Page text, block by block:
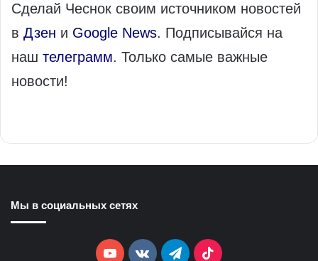
Сделай Чеснок своим источником новостей
в Дзен и Google News. Подписывайся на
наш телеграмм. Только самые важные
новости!
Мы в социальных сетях
YouTubevk.comTelegramTikTok